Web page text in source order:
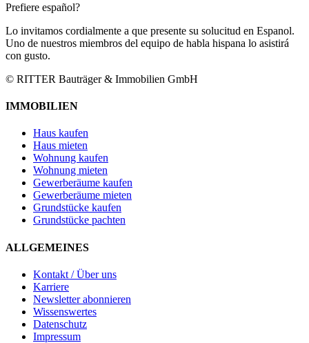
Prefiere español?
Lo invitamos cordialmente a que presente su solucitud en Espanol.
Uno de nuestros miembros del equipo de habla hispana lo asistirá
con gusto.
© RITTER Bauträger & Immobilien GmbH
IMMOBILIEN
Haus kaufen
Haus mieten
Wohnung kaufen
Wohnung mieten
Gewerberäume kaufen
Gewerberäume mieten
Grundstücke kaufen
Grundstücke pachten
ALLGEMEINES
Kontakt / Über uns
Karriere
Newsletter abonnieren
Wissenswertes
Datenschutz
Impressum